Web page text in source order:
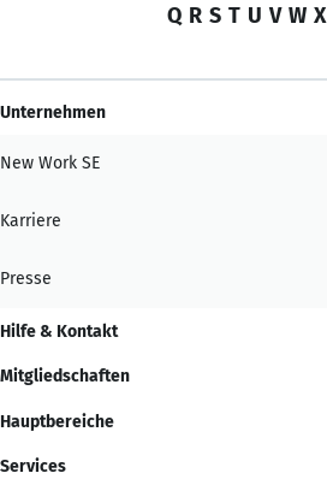
Q R S T U V W X
Unternehmen
New Work SE
Karriere
Presse
Hilfe & Kontakt
Mitgliedschaften
Hauptbereiche
Services